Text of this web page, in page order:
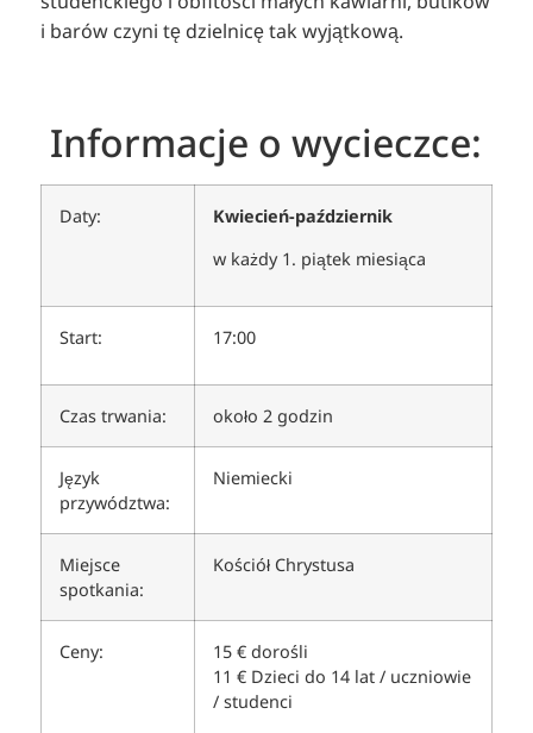
i barów czyni tę dzielnicę tak wyjątkową.
Informacje o wycieczce:
Daty:
Kwiecień-październik
w każdy 1. piątek miesiąca
Start: 17:00
Czas trwania: około 2 godzin
Język
przywództwa:
Niemiecki
Miejsce
spotkania:
Kościół Chrystusa
Ceny:
15 € dorośli
11 € Dzieci do 14 lat / uczniowie
/ studenci